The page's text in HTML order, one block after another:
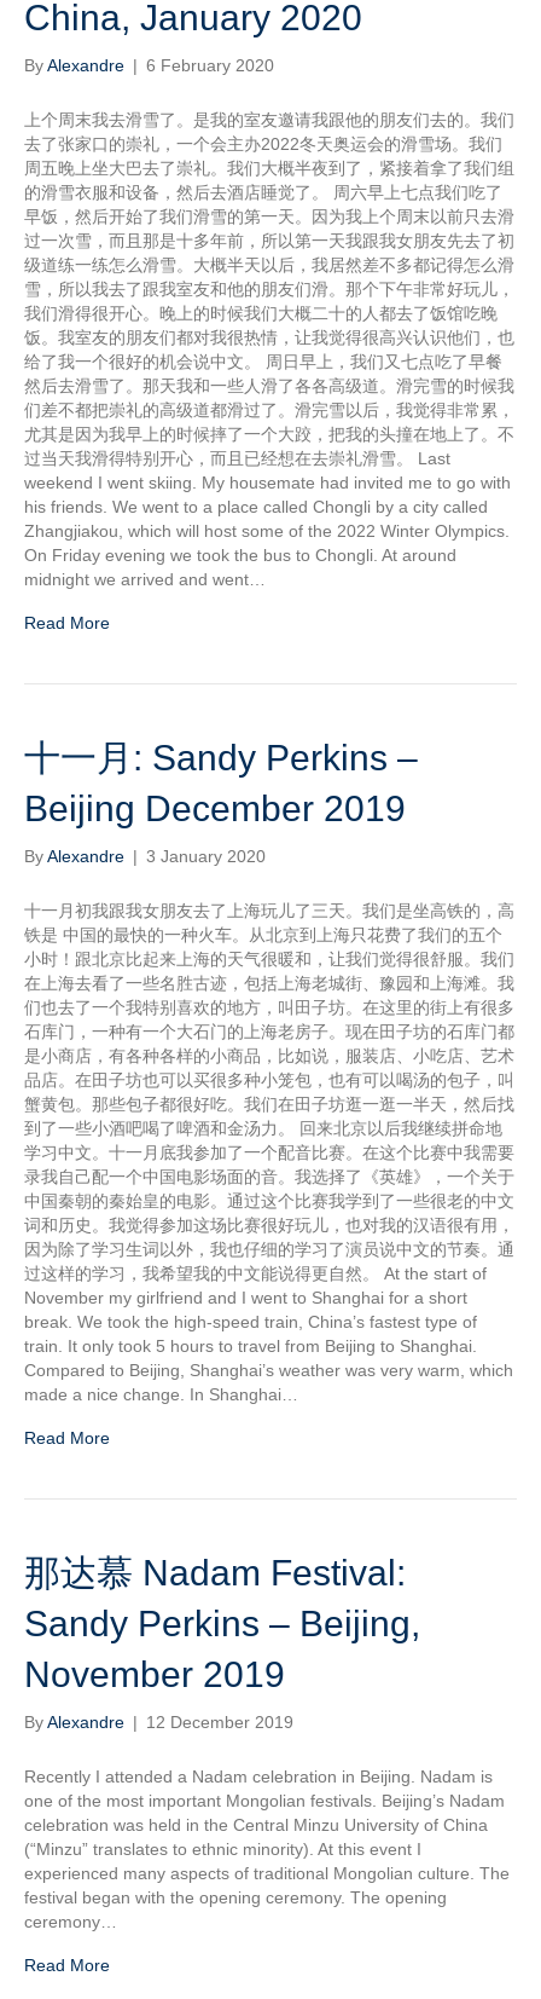
China, January 2020
ByAlexandre | 6 February 2020
上个周末我去滑雪了。是我的室友邀请我跟他的朋友们去的。我们
去了张家口的崇礼，一个会主办2022冬天奥运会的滑雪场。我们
周五晚上坐大巴去了崇礼。我们大概半夜到了，紧接着拿了我们组
的滑雪衣服和设备，然后去酒店睡觉了。 周六早上七点我们吃了
早饭，然后开始了我们滑雪的第一天。因为我上个周末以前只去滑
过一次雪，而且那是十多年前，所以第一天我跟我女朋友先去了初
级道练一练怎么滑雪。大概半天以后，我居然差不多都记得怎么滑
雪，所以我去了跟我室友和他的朋友们滑。那个下午非常好玩儿，
我们滑得很开心。晚上的时候我们大概二十的人都去了饭馆吃晚
饭。我室友的朋友们都对我很热情，让我觉得很高兴认识他们，也
给了我一个很好的机会说中文。 周日早上，我们又七点吃了早餐
然后去滑雪了。那天我和一些人滑了各各高级道。滑完雪的时候我
们差不都把崇礼的高级道都滑过了。滑完雪以后，我觉得非常累，
尤其是因为我早上的时候摔了一个大跤，把我的头撞在地上了。不
过当天我滑得特别开心，而且已经想在去崇礼滑雪。 Last
weekend I went skiing. My housemate had invited me to go with
his friends. We went to a place called Chongli by a city called
Zhangjiakou, which will host some of the 2022 Winter Olympics.
On Friday evening we took the bus to Chongli. At around
midnight we arrived and went…
Read More
十一月: Sandy Perkins –
Beijing December 2019
ByAlexandre | 3 January 2020
十一月初我跟我女朋友去了上海玩儿了三天。我们是坐高铁的，高
铁是 中国的最快的一种火车。从北京到上海只花费了我们的五个
小时！跟北京比起来上海的天气很暖和，让我们觉得很舒服。我们
在上海去看了一些名胜古迹，包括上海老城街、豫园和上海滩。我
们也去了一个我特别喜欢的地方，叫田子坊。在这里的街上有很多
石库门，一种有一个大石门的上海老房子。现在田子坊的石库门都
是小商店，有各种各样的小商品，比如说，服装店、小吃店、艺术
品店。在田子坊也可以买很多种小笼包，也有可以喝汤的包子，叫
蟹黄包。那些包子都很好吃。我们在田子坊逛一逛一半天，然后找
到了一些小酒吧喝了啤酒和金汤力。 回来北京以后我继续拼命地
学习中文。十一月底我参加了一个配音比赛。在这个比赛中我需要
录我自己配一个中国电影场面的音。我选择了《英雄》，一个关于
中国秦朝的秦始皇的电影。通过这个比赛我学到了一些很老的中文
词和历史。我觉得参加这场比赛很好玩儿，也对我的汉语很有用，
因为除了学习生词以外，我也仔细的学习了演员说中文的节奏。通
过这样的学习，我希望我的中文能说得更自然。 At the start of
November my girlfriend and I went to Shanghai for a short
break. We took the high-speed train, China’s fastest type of
train. It only took 5 hours to travel from Beijing to Shanghai.
Compared to Beijing, Shanghai’s weather was very warm, which
made a nice change. In Shanghai…
Read More
那达慕 Nadam Festival:
Sandy Perkins – Beijing,
November 2019
ByAlexandre | 12 December 2019
Recently I attended a Nadam celebration in Beijing. Nadam is
one of the most important Mongolian festivals. Beijing’s Nadam
celebration was held in the Central Minzu University of China
(“Minzu” translates to ethnic minority). At this event I
experienced many aspects of traditional Mongolian culture. The
festival began with the opening ceremony. The opening
ceremony…
Read More